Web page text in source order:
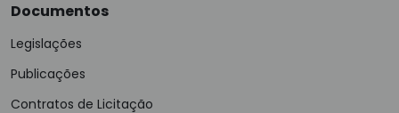
Documentos
Legislações
Publicações
Contratos de Licitação